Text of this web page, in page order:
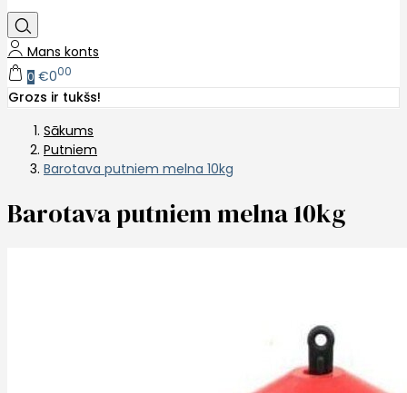
Mans konts
0 €000
Grozs ir tukšs!
Sākums
Putniem
Barotava putniem melna 10kg
Barotava putniem melna 10kg